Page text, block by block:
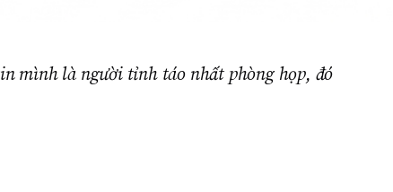
mình là người tỉnh táo nhất phòng họp, đó